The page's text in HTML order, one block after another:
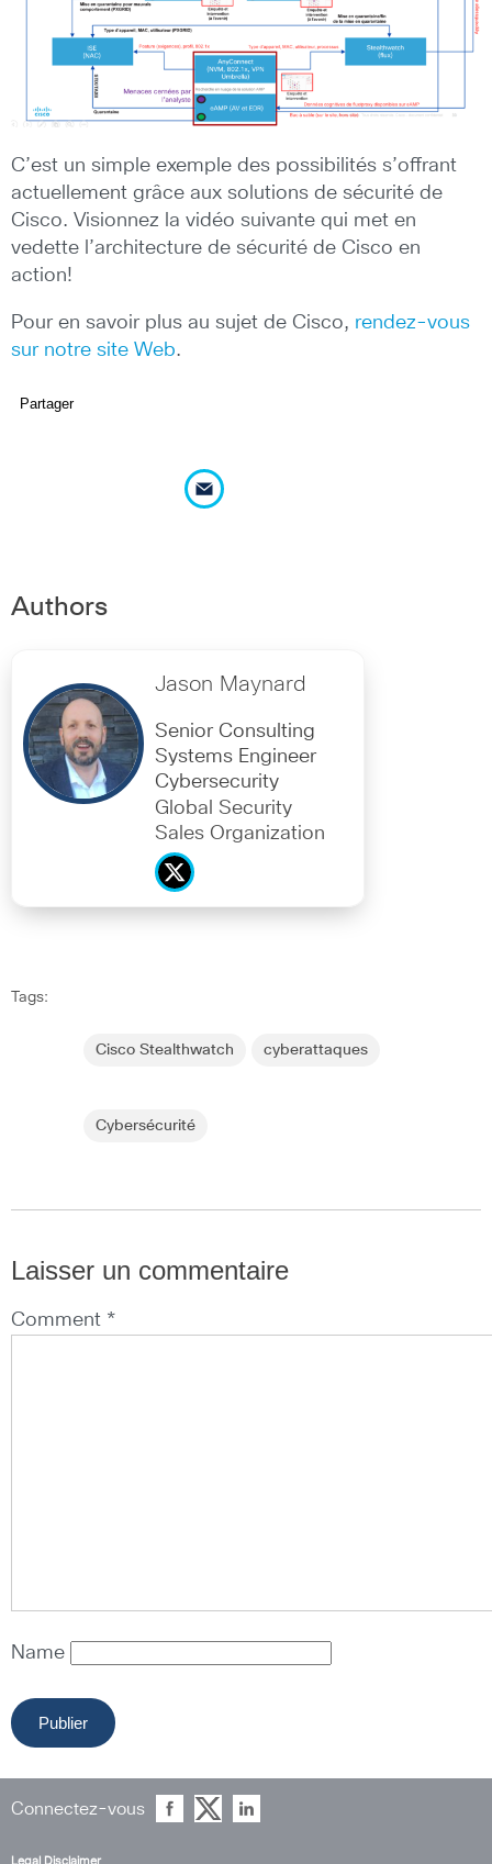
C’est un simple exemple des possibilités s’offrant
actuellement grâce aux solutions de sécurité de
Cisco. Visionnez la vidéo suivante qui met en
vedette l’architecture de sécurité de Cisco en
action!
Pour en savoir plus au sujet de Cisco, rendez-vous
sur notre site Web.
Partager
Authors
Jason Maynard
Senior Consulting
Systems Engineer
Cybersecurity
Global Security
Sales Organization
Tags:
Cisco Stealthwatch cyberattaques
Cybersécurité
Laisser un commentaire
Comment *
Name
Connectez-vous
Legal Disclaimer